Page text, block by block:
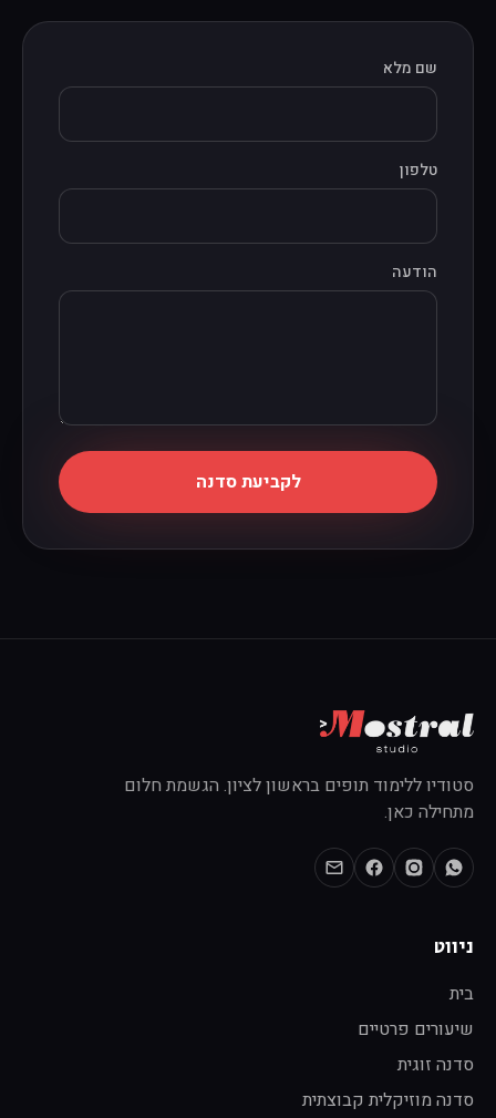
שם מלא
טלפון
הודעה
לקביעת סדנה
סטודיו ללימוד תופים בראשון לציון. הגשמת חלום
מתחילה כאן.
ניווט
בית
שיעורים פרטיים
סדנה זוגית
סדנה מוזיקלית קבוצתית